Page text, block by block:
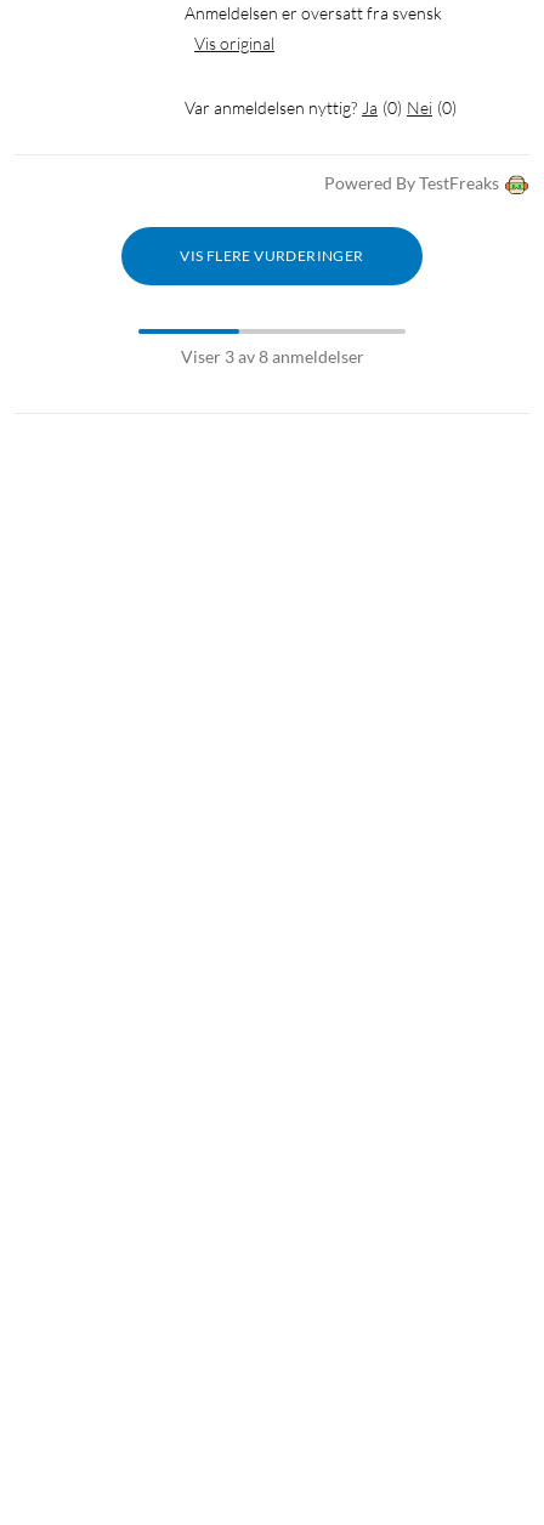
Anmeldelsen er oversatt fra svensk
Vis original
Var anmeldelsen nyttig? Ja (0) Nei (0)
Powered By TestFreaks
VIS FLERE VURDERINGER
Viser 3 av 8 anmeldelser